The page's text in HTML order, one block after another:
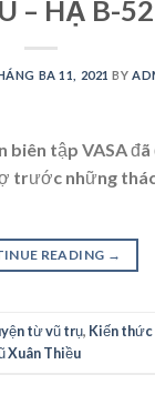
– HẠ B-52
BA 11, 2021 BY
biên tập VASA
trước những
READING →
từ vũ trụ, Kiến thức
Xuân Thiều